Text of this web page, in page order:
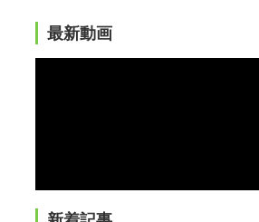
最新動画